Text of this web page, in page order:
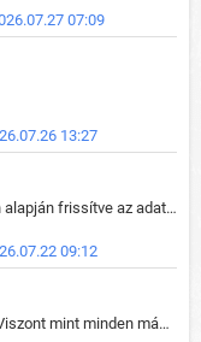
07:09
13:27
Kártya változások a 36.0.3-as patch alapján frissítve az adatbázisban (képek is cserélve).
09:12
Amióta bejött, csak ezzel játszom. Viszont mint minden más - akár az alapjáték is, ez is baromira összetett lett. Néha már pár kör után is esélytelen az egész. Vagy irreállisan túltápol valaki, vagy lelép a partner, vagy csak hülye mint a segg. És amikor eljönne az én időm, na akkor jön el mindenki másé is. Engem jobban érdekelne, hogy ki milyen ratingen szokott játszani. Na ez lenne egy érdekes adat.